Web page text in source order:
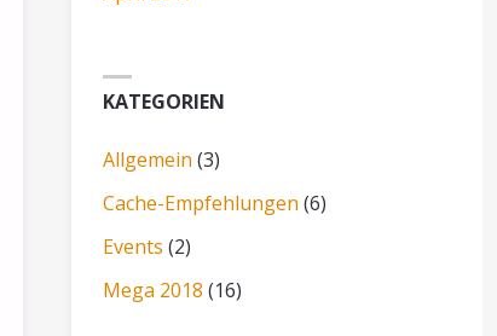
KATEGORIEN
Allgemein (3)
Cache-Empfehlungen (6)
Events (2)
Mega 2018 (16)